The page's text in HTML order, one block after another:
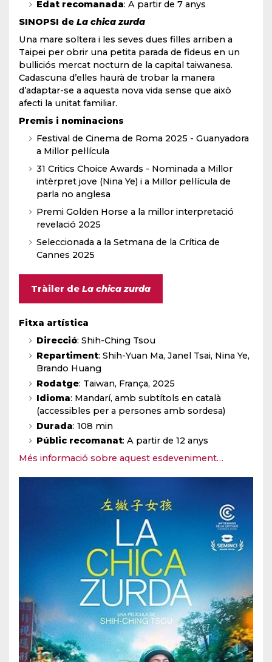
Edat recomanada: A partir de 7 anys
SINOPSI de La chica zurda
Una mare soltera i les seves dues filles arriben a
Taipei per obrir una petita parada de fideus en un
bulliciós mercat nocturn de la capital taiwanesa.
Cadascuna d’elles haurà de trobar la manera
d’adaptar-se a aquesta nova vida sense que això
afecti la unitat familiar.
Premis i nominacions
Festival de Cinema de Roma 2025 - Guanyadora
a Millor pel·lícula
31 Critics Choice Awards - Nominada a Millor
intèrpret jove (Nina Ye) i a Millor pel·lícula de
parla no anglesa
Premi Golden Horse a la millor interpretació
revelació 2025
Seleccionada a la Setmana de la Crítica de
Cannes 2025
Tràiler de La chica zurda
Fitxa artística
Direcció: Shih-Ching Tsou
Repartiment: Shih-Yuan Ma, Janel Tsai, Nina Ye,
Brando Huang
Rodatge: Taiwan, França, 2025
Idioma: Mandarí, amb subtítols en català
(accessibles per a persones amb sordesa)
Durada: 108 min
Públic recomanat: A partir de 12 anys
Més informació sobre aquest esdeveniment…